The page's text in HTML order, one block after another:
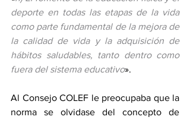
deporte en todas las etapas de la vida
como parte fundamental de la mejora de
la calidad de vida y la adquisición de
hábitos saludables, tanto dentro como
fuera del sistema educativo».
Al Consejo COLEF le preocupaba que la
norma se olvidase del concepto de